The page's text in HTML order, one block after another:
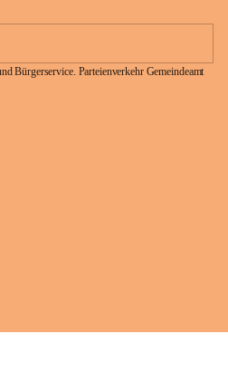
Bürgerservice. Parteienverkehr Gemeindeamt